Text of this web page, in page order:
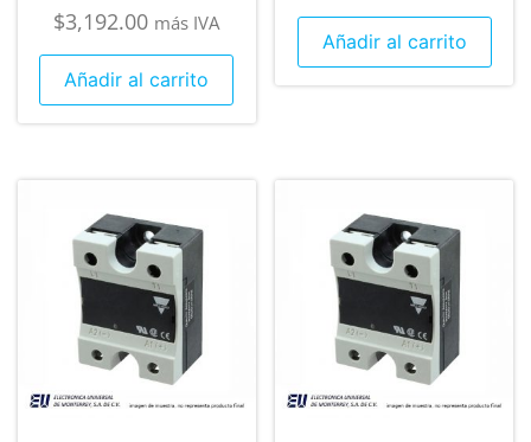
$3,192.00 más IVA
Añadir al carrito
Añadir al carrito